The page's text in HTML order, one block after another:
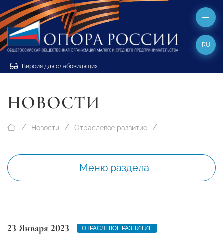
Версия для слабовидящих
RU
НОВОСТИ
Новости Отраслевое развитие
Меню раздела
23 Января 2023 ОТРАСЛЕВОЕ РАЗВИТИЕ